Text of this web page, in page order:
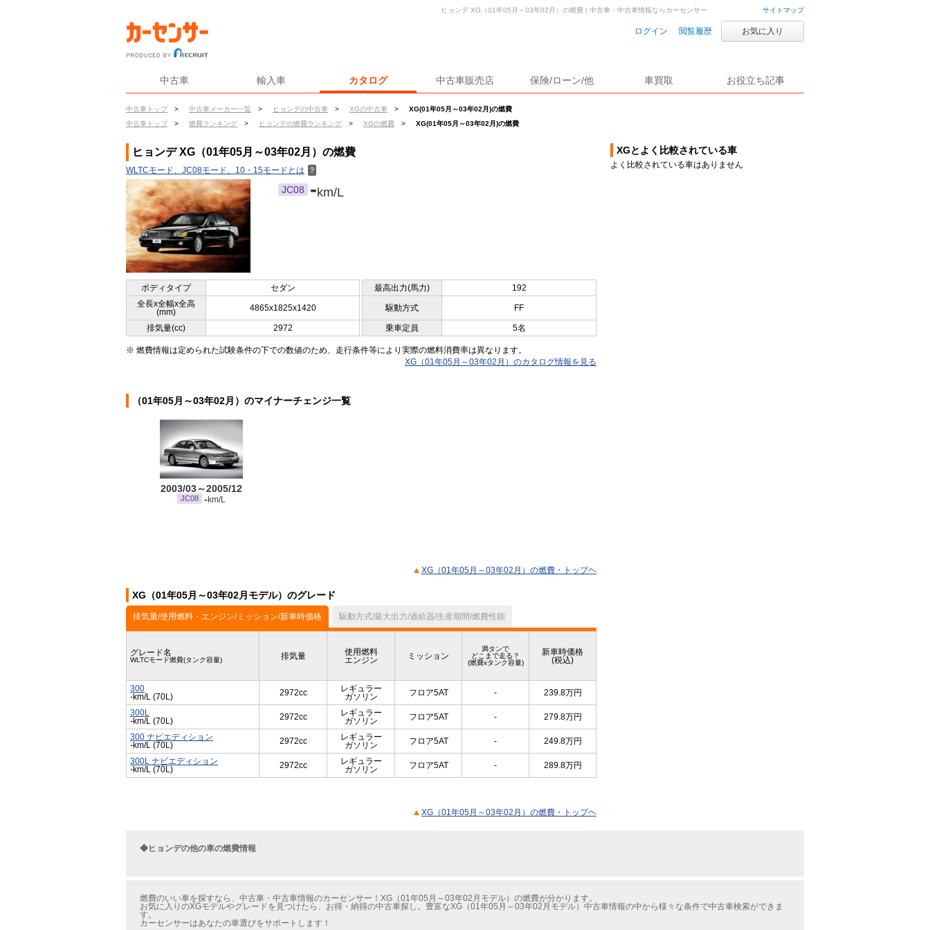
サイトマップ
ログイン 閲覧履歴 お気に入り
中古車 輸入車 カタログ 中古車販売店 保険/ローン/他 車買取 お役立ち記事
中古車トップ > 中古車メーカー一覧 > ヒョンデの中古車 > XGの中古車 >
XG(01年05月～03年02月)の燃費
中古車トップ
> 燃費ランキング > ヒョンデの燃費ランキング > XGの燃費 > XG(01年05月～03年02月)の燃費
ヒョンデ XG（01年05月～03年02月）の燃費 | 中古車・中古車情報ならカーセンサー
ヒョンデ XG（01年05月～03年02月）の燃費
WLTCモード、JC08モード、10・15モードとは ？
JC08 -km/L
ボディタイプ セダン 最高出力(馬力)
192
全長x全幅x全高
(mm)
4865x1825x1420 駆動方式 FF
排気量(cc) 2972 乗車定員 5名
※ 燃費情報は定められた試験条件の下での数値のため、走行条件等により実際の燃料消費率は異なります。
XG（01年05月～03年02月）のカタログ情報を見る
（01年05月～03年02月）のマイナーチェンジ一覧
2003/03～2005/12
JC08 - km/L
XG（01年05月～03年02月）の燃費・トップヘ
XG（01年05月～03年02月モデル）のグレード
排気量/使用燃料・エンジン/ミッション/新車時価格 駆動方式/最大出力/過給器/生産期間/燃費性能
グレード名
WLTCモード燃費(タンク容量) 排気量
使用燃料
エンジン
ミッション
満タンで
どこまで走る？
(燃費xタンク容量)
新車時価格
(税込)
300
-km/L (70L)
2972cc
レギュラー
ガソリン
フロア5AT - 239.8万円
300L
-km/L (70L)
2972cc
レギュラー
ガソリン
フロア5AT - 279.8万円
300 ナビエディション
-km/L (70L)
2972cc
レギュラー
ガソリン
フロア5AT - 249.8万円
300L ナビエディション
-km/L (70L)
2972cc
レギュラー
ガソリン
フロア5AT - 289.8万円
XG（01年05月～03年02月）の燃費・トップヘ
XGとよく比較されている車
よく比較されている車はありません
◆ヒョンデの他の車の燃費情報
燃費のいい車を探すなら、中古車・中古車情報のカーセンサー！XG（01年05月～03年02月モデル）の燃費が分かります。
お気に入りのXGモデルやグレードを見つけたら、お得・納得の中古車探し。豊富なXG（01年05月～03年02月モデル）中古車情報の中から様々な条件で中古車検索ができま
す。
カーセンサーはあなたの車選びをサポートします！